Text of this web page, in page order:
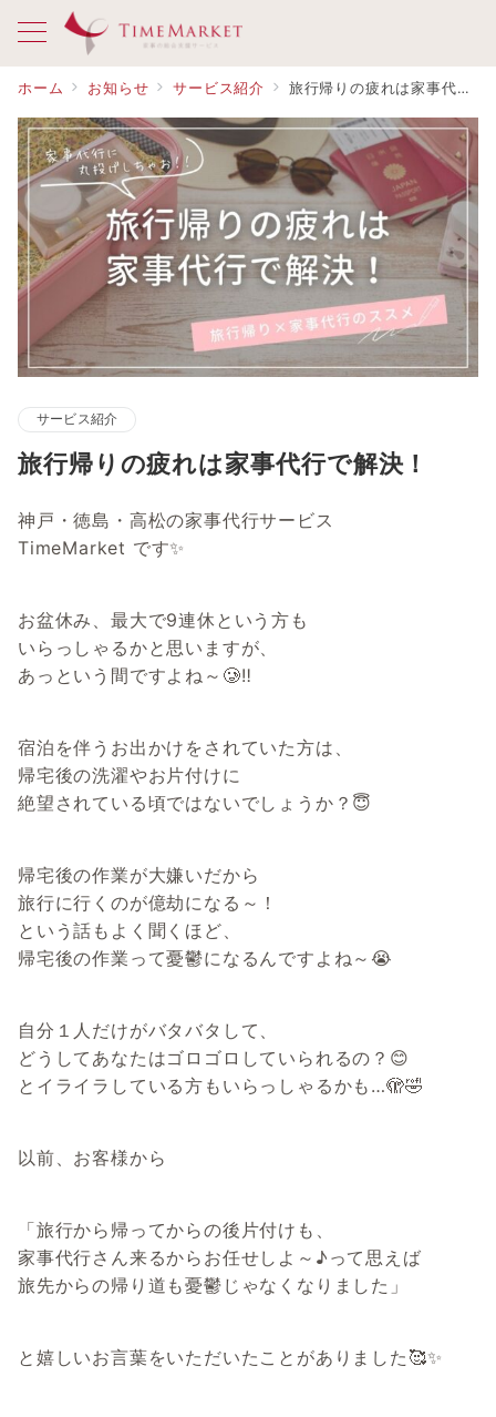
ホーム お知らせ サービス紹介 旅行帰りの疲れは家事代行で解決！
サービス紹介
旅行帰りの疲れは家事代行で解決！
神戸・徳島・高松の家事代行サービス
TimeMarket です✨
お盆休み、最大で9連休という方も
いらっしゃるかと思いますが、
あっという間ですよね～🥲‼️
宿泊を伴うお出かけをされていた方は、
帰宅後の洗濯やお片付けに
絶望されている頃ではないでしょうか？😇
帰宅後の作業が大嫌いだから
旅行に行くのが億劫になる～！
という話もよく聞くほど、
帰宅後の作業って憂鬱になるんですよね～😭
自分１人だけがバタバタして、
どうしてあなたはゴロゴロしていられるの？😊
とイライラしている方もいらっしゃるかも…🫣🤣
以前、お客様から
「旅行から帰ってからの後片付けも、
家事代行さん来るからお任せしよ～♪って思えば
旅先からの帰り道も憂鬱じゃなくなりました」
と嬉しいお言葉をいただいたことがありました🥰✨